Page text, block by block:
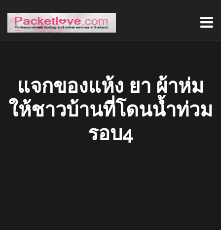
แจกของแห้ง ยา ผ้าห่ม
ให้ชาวบ้านที่โดนน้ำท่วม
รอบ4